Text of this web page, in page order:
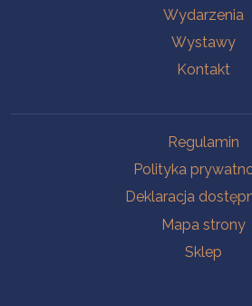
Wydarzenia
Wystawy
Kontakt
Regulamin
Polityka
Deklaracja
Mapa strony
Sklep